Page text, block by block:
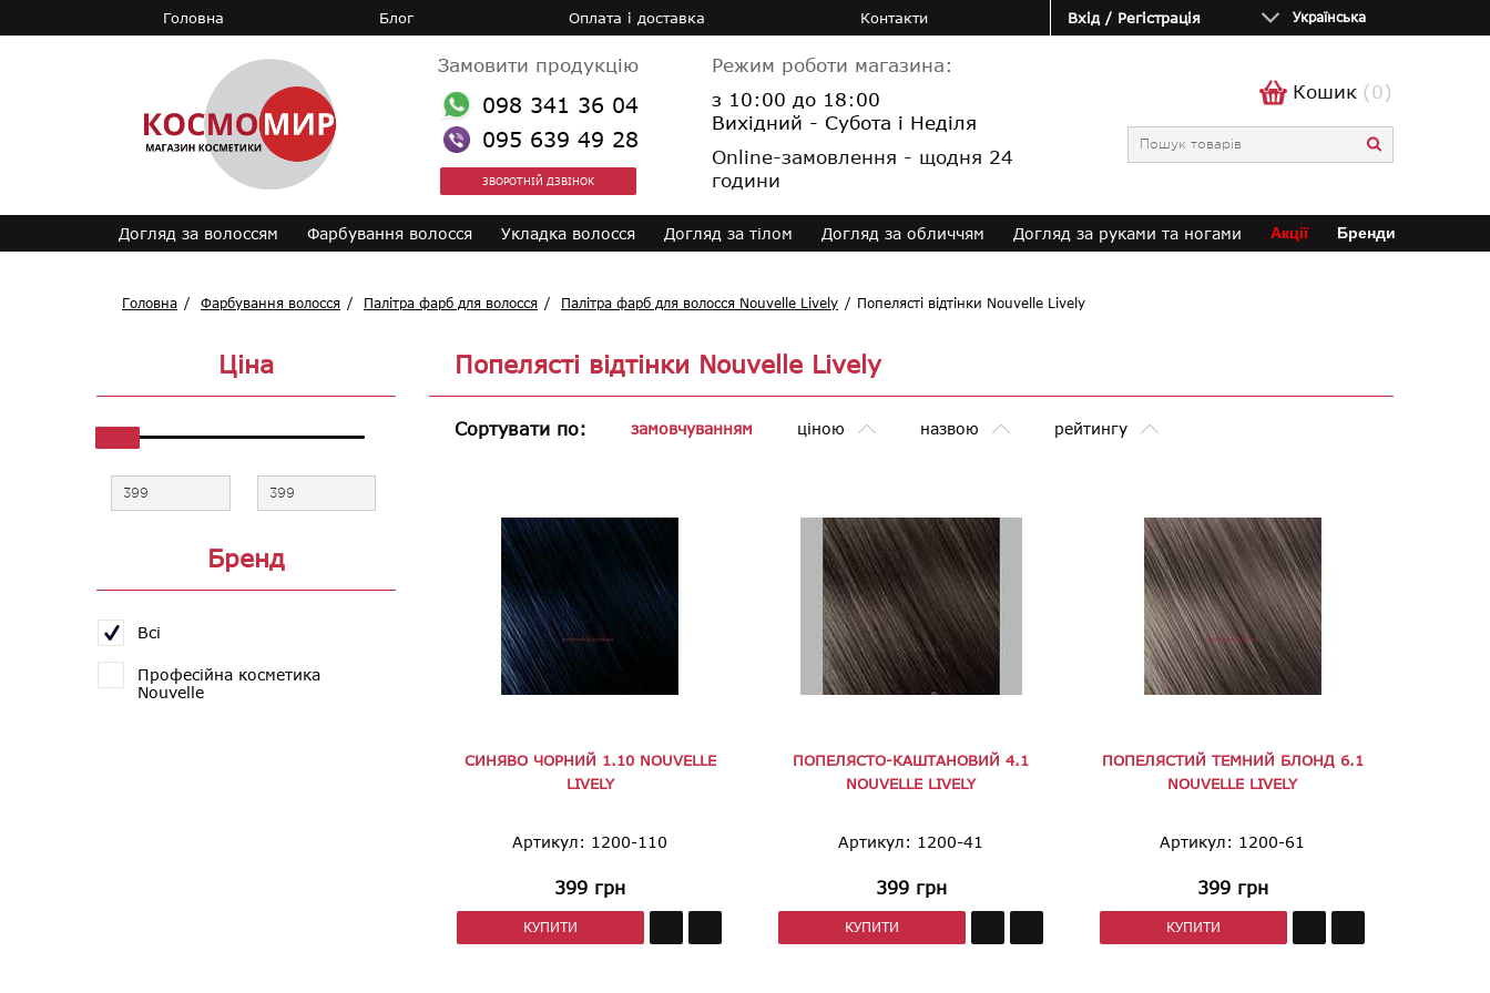
Головна Блог Оплата і доставка Контакти Українська
Вхід / Регістрація
Замовити продукцію
098 341 36 04
095 639 49 28
ЗВОРОТНІЙ ДЗВІНОК
Режим роботи магазина:
з 10:00 до 18:00
Вихідний - Субота і Неділя
Online-замовлення - щодня 24
години
Кошик (0)
Догляд за волоссям Фарбування волосся Укладка волосся Догляд за тiлом Догляд за обличчям Догляд за руками та ногами Акції Бренди
Головна Фарбування волосся Палітра фарб для волосся Палітра фарб для волосся Nouvelle Lively Попелясті відтінки Nouvelle Lively
Ціна
Бренд
Всі
Професійна косметика
Nouvelle
Попелясті відтінки Nouvelle Lively
Сортувати по: замовчуванням ціною назвою рейтингу
СИНЯВО ЧОРНИЙ 1.10 NOUVELLE
LIVELY
Артикул: 1200-110
399 грн
КУПИТИ
ПОПЕЛЯСТО-КАШТАНОВИЙ 4.1
NOUVELLE LIVELY
Артикул: 1200-41
399 грн
КУПИТИ
ПОПЕЛЯСТИЙ ТЕМНИЙ БЛОНД 6.1
NOUVELLE LIVELY
Артикул: 1200-61
399 грн
КУПИТИ